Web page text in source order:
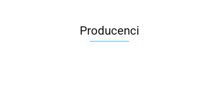
Producenci